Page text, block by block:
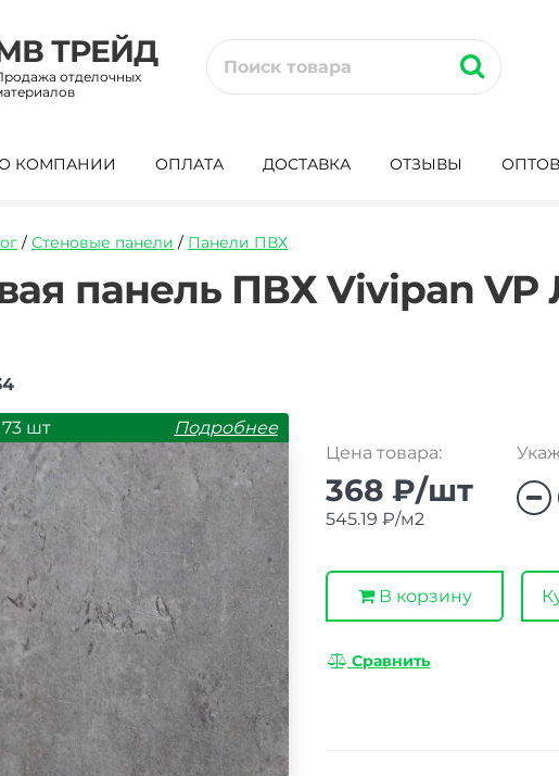
ТРЕЙД
отделочных
КОМПАНИИ ОПЛАТА ДОСТАВКА ОТЗЫВЫ
/ Стеновые панели / Панели ПВХ
images/id/normal/stenovaya-
панель ПВХ Vivipan
шт
Подробнее
Цена товара:
368 ₽/шт
545.19 ₽/м2
В корзину
Сравнить